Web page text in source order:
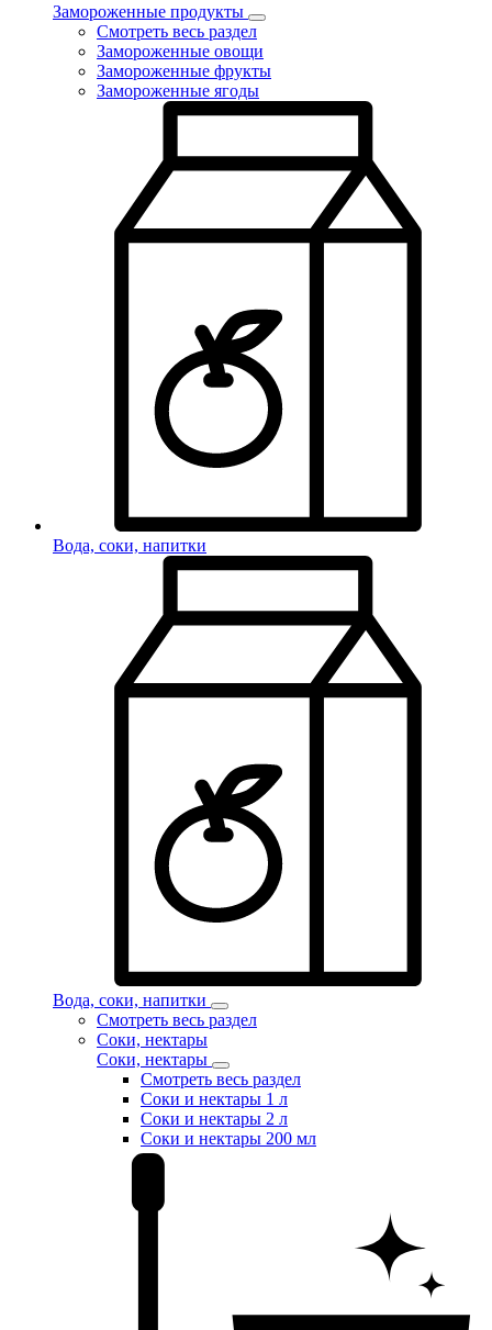
Замороженные продукты
Смотреть весь раздел
Замороженные овощи
Замороженные фрукты
Замороженные ягоды
Вода, соки, напитки
Вода, соки, напитки
Смотреть весь раздел
Соки, нектары
Соки, нектары
Смотреть весь раздел
Соки и нектары 1 л
Соки и нектары 2 л
Соки и нектары 200 мл